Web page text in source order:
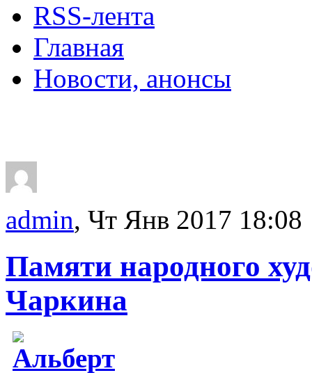
RSS-лента
Главная
Новости, анонсы
admin, Чт Янв 2017 18:08
Памяти народного
Чаркина